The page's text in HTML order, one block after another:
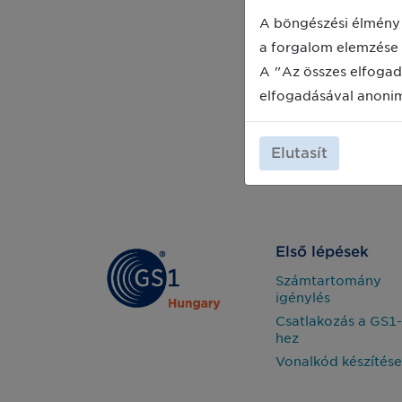
védelmében indított globális
programot a GS1 szervezet az illegális
szabványhasználók és -hamisítók
Első lépések
Számtartomány
igénylés
Csatlakozás a GS1-
hez
Vonalkód készítése
A böngészési
a forgalom
A "Az összes
elfogadásával
Elutasít